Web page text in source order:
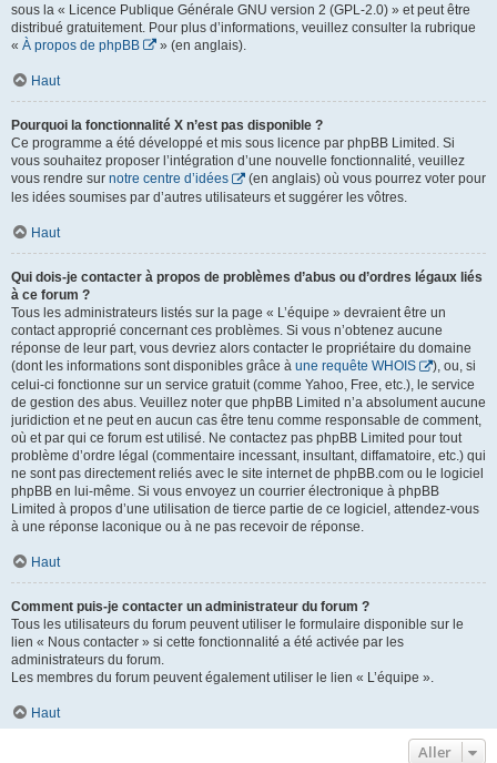
sous la « Licence Publique Générale GNU version 2 (GPL-2.0) » et peut être
distribué gratuitement. Pour plus d’informations, veuillez consulter la rubrique
« À propos de phpBB » (en anglais).
Haut
Pourquoi la fonctionnalité X n’est pas disponible ?
Ce programme a été développé et mis sous licence par phpBB Limited. Si
vous souhaitez proposer l’intégration d’une nouvelle fonctionnalité, veuillez
vous rendre sur notre centre d’idées
(en anglais) où vous pourrez voter pour
les idées soumises par d’autres utilisateurs et suggérer les vôtres.
Haut
Qui dois-je contacter à propos de problèmes d’abus ou d’ordres légaux liés
à ce forum ?
Tous les administrateurs listés sur la page « L’équipe » devraient être un
contact approprié concernant ces problèmes. Si vous n’obtenez aucune
réponse de leur part, vous devriez alors contacter le propriétaire du domaine
(dont les informations sont disponibles grâce à une requête WHOIS
), ou, si
celui-ci fonctionne sur un service gratuit (comme Yahoo, Free, etc.), le service
de gestion des abus. Veuillez noter que phpBB Limited n’a absolument aucune
juridiction et ne peut en aucun cas être tenu comme responsable de comment,
où et par qui ce forum est utilisé. Ne contactez pas phpBB Limited pour tout
problème d’ordre légal (commentaire incessant, insultant, diffamatoire, etc.) qui
ne sont pas directement reliés avec le site internet de phpBB.com ou le logiciel
phpBB en lui-même. Si vous envoyez un courrier électronique à phpBB
Limited à propos d’une utilisation de tierce partie de ce logiciel, attendez-vous
à une réponse laconique ou à ne pas recevoir de réponse.
Haut
Comment puis-je contacter un administrateur du forum ?
Tous les utilisateurs du forum peuvent utiliser le formulaire disponible sur le
lien « Nous contacter » si cette fonctionnalité a été activée par les
administrateurs du forum.
Les membres du forum peuvent également utiliser le lien « L’équipe ».
Haut
Aller